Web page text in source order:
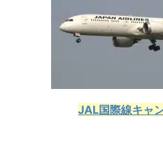
JAL国際線キャ